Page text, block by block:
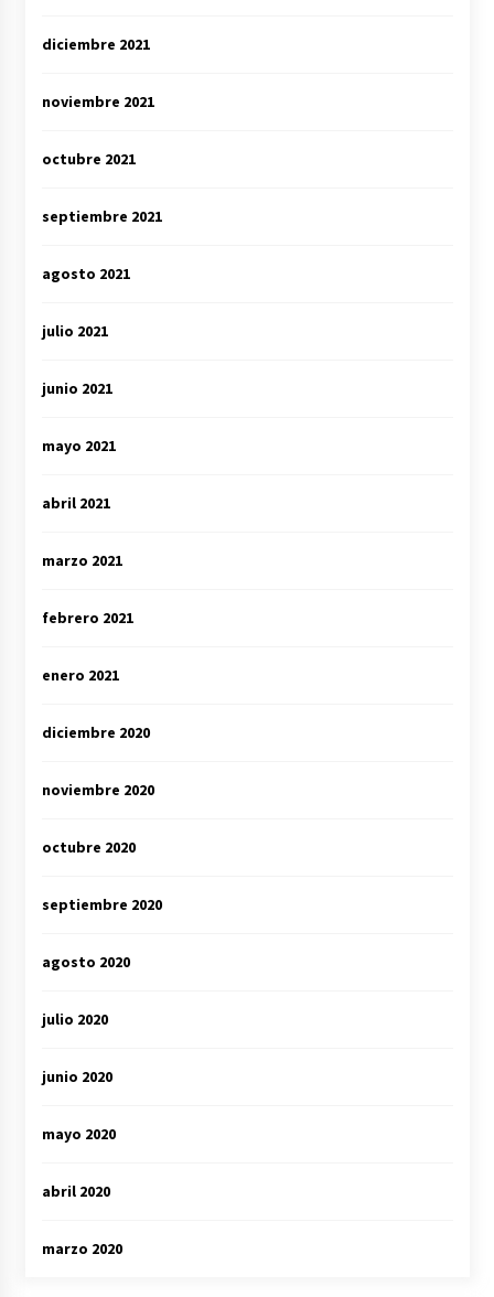
diciembre 2021
noviembre 2021
octubre 2021
septiembre 2021
agosto 2021
julio 2021
junio 2021
mayo 2021
abril 2021
marzo 2021
febrero 2021
enero 2021
diciembre 2020
noviembre 2020
octubre 2020
septiembre 2020
agosto 2020
julio 2020
junio 2020
mayo 2020
abril 2020
marzo 2020